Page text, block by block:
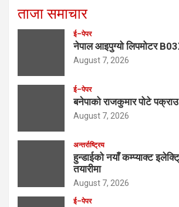
ताजा समाचार
ई–पेपर
नेपाल आइपुग्यो लिपमोटर
August 7, 2026
ई–पेपर
बनेपाको राजकुमार पोटे
August 7, 2026
अन्तर्राष्ट्रिय
हुन्डाईको नयाँ कम्प्याक्ट
तयारीमा
August 7, 2026
ई–पेपर